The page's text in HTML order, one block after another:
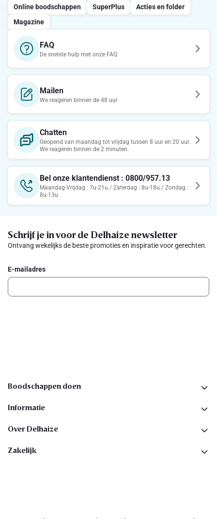
Online boodschappen SuperPlus
Acties en folder
Magazine
FAQ
De snelste hulp met onze FAQ
Mailen
We reageren binnen de 48 uur
Chatten
Geopend van maandag tot vrijdag tussen 8 uur en 20 uur.
We reageren binnen de 2 minuten.
Bel onze klantendienst : 0800/957.13
Maandag-Vrijdag : 7u-21u / Zaterdag : 8u-18u / Zondag :
8u-13u
Schrijf je in voor de Delhaize newsletter
Ontvang wekelijks de beste promoties en inspiratie voor gerechten.
E-mailadres
Boodschappen doen
Informatie
Over Delhaize
Zakelijk